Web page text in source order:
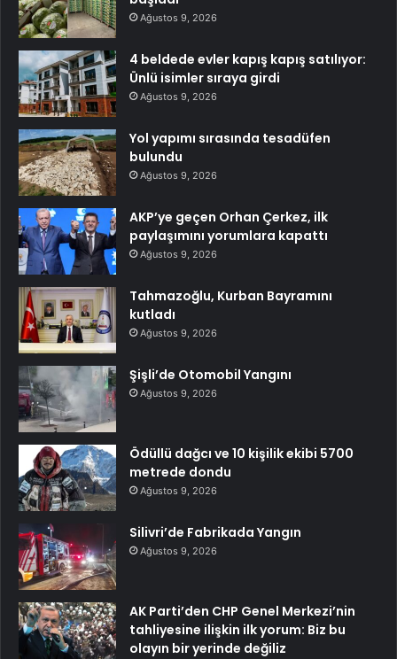
Ağustos 9, 2026
4 beldede evler kapış kapış satılıyor:
Ünlü isimler sıraya girdi
Ağustos 9, 2026
Yol yapımı sırasında tesadüfen
bulundu
Ağustos 9, 2026
AKP’ye geçen Orhan Çerkez, ilk
paylaşımını yorumlara kapattı
Ağustos 9, 2026
Tahmazoğlu, Kurban Bayramını
kutladı
Ağustos 9, 2026
Şişli’de Otomobil Yangını
Ağustos 9, 2026
Ödüllü dağcı ve 10 kişilik ekibi 5700
metrede dondu
Ağustos 9, 2026
Silivri’de Fabrikada Yangın
Ağustos 9, 2026
AK Parti’den CHP Genel Merkezi’nin
tahliyesine ilişkin ilk yorum: Biz bu
olayın bir yerinde değiliz